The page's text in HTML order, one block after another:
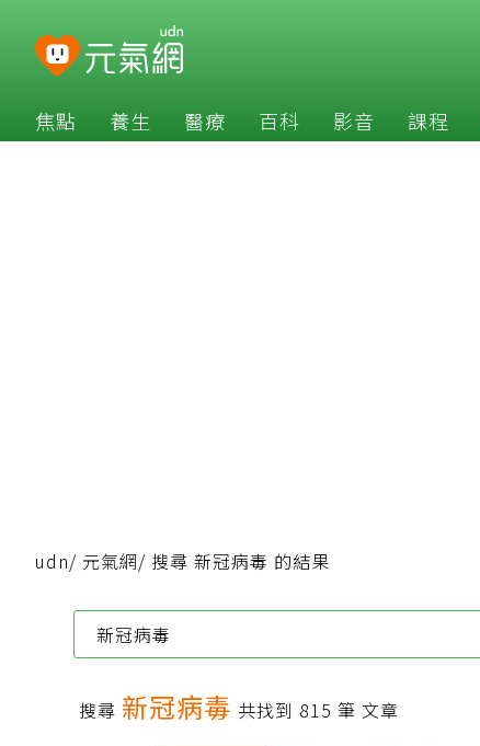
焦點 養生 醫療 百科 影音 課程
udn/ 元氣網/ 搜尋 新冠病毒 的結果
搜尋 新冠病毒 共找到 815 筆 文章